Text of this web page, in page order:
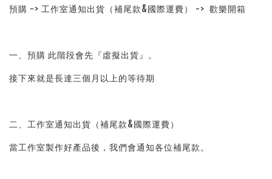
預購 -> 工作室通知出貨（補尾款&國際運費） ->  歡樂開箱
一、預購 此階段會先『虛擬出貨』。
接下來就是長達三個月以上的等待期
二、工作室通知出貨（補尾款&國際運費）
當工作室製作好產品後，我們會通知各位補尾款。